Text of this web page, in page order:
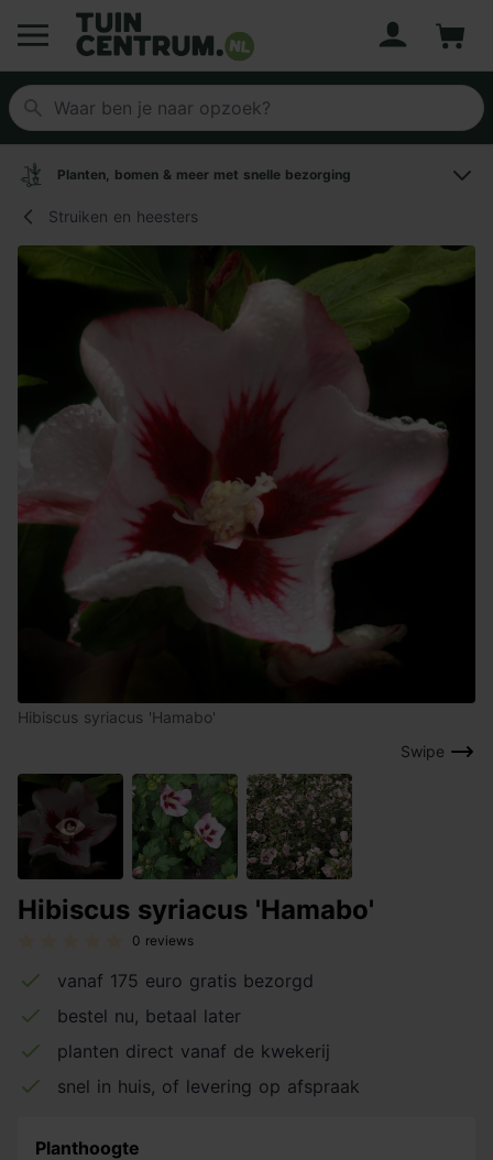
Logo Tuincentrum.nl
Planten, bomen & meer met snelle bezorging
Struiken en heesters
Swipe
Hibiscus syriacus 'Hamabo'
Hibiscus syriacus 'Hamabo'
0 reviews
vanaf 175 euro gratis bezorgd
bestel nu, betaal later
planten direct vanaf de kwekerij
snel in huis, of levering op afspraak
Planthoogte